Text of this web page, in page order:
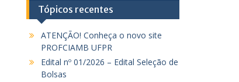
Tópicos recentes
ATENÇÃO! Conheça o novo site
PROFCIAMB UFPR
Edital nº 01/2026 – Edital Seleção de
Bolsas